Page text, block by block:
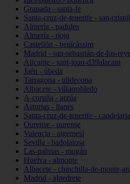
Granada - santa-fe
Santa-cruz-de-tenerife - san-
Almería - padules
Almería - rioja
Castellón - benicàssim
Madrid - san-sebastián-de-los-
Alicante - sant-joan-d39alacant
Jaén - úbeda
Tarragona - ulldecona
Albacete - villarrobledo
A-coruña - arzúa
Asturias - llanes
Santa-cruz-de-tenerife - candelaria
Ourense - ourense
Valencia - algemesí
Sevilla - badolatosa
Las-palmas - mogán
Huelva - almonte
Albacete - chinchilla-de-monte-
Madrid - alpedrete